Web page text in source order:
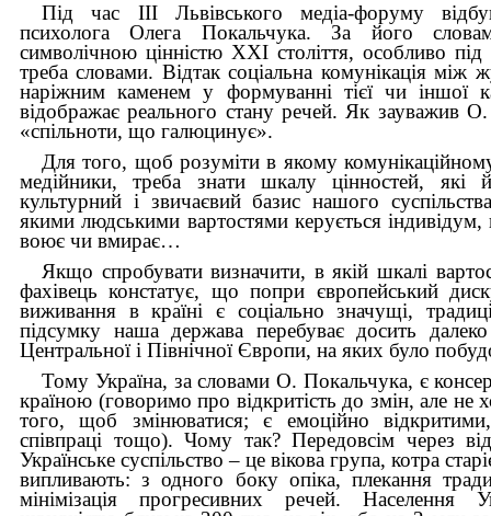
Під час ІІІ Львівського медіа-форуму
психолога Олега Покальчука. За його
символічною цінністю ХХІ століття, особливо під
треба словами. Відтак соціальна комунікація між
наріжним каменем у формуванні тієї чи іншої
відображає реального стану речей. Як зауважив
«спільноти, що галюцинує».
Для того, щоб розуміти в якому
медійники, треба знати шкалу цінностей,
культурний і звичаєвий базис нашого
якими людськими вартостями керується
воює чи вмирає…
Якщо спробувати визначити, в якій шкалі
фахівець констатує, що попри європейський
виживання в країні є соціально значущі,
підсумку наша держава перебуває досить
Центральної і Північної Європи, на яких було
Тому Україна, за словами О. Покальчука, є
країною (говоримо про відкритість до змін, але не
того, щоб змінюватися; є емоційно
співпраці тощо). Чому так? Передовсім через
Українське суспільство – це вікова група, котра
випливають: з одного боку опіка, плекання
мінімізація прогресивних речей. Населення